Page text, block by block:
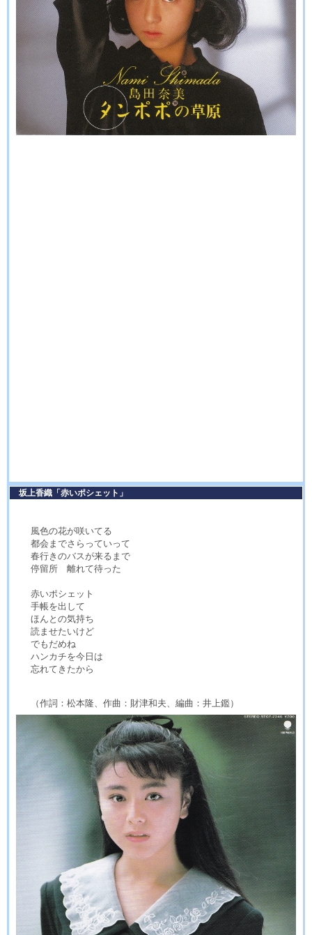
坂上香織「赤いポシェット」
風色の花が咲いてる
都会までさらっていって
春行きのバスが来るまで
停留所 離れて待った
赤いポシェット
手帳を出して
ほんとの気持ち
読ませたいけど
でもだめね
ハンカチを今日は
忘れてきたから
（作詞：松本隆、作曲：財津和夫、編曲：井上鑑）